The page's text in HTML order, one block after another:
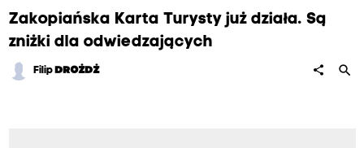
Zakopiańska Karta Turysty już działa. Są
zniżki dla odwiedzających
Filip DROŻDŻ share search